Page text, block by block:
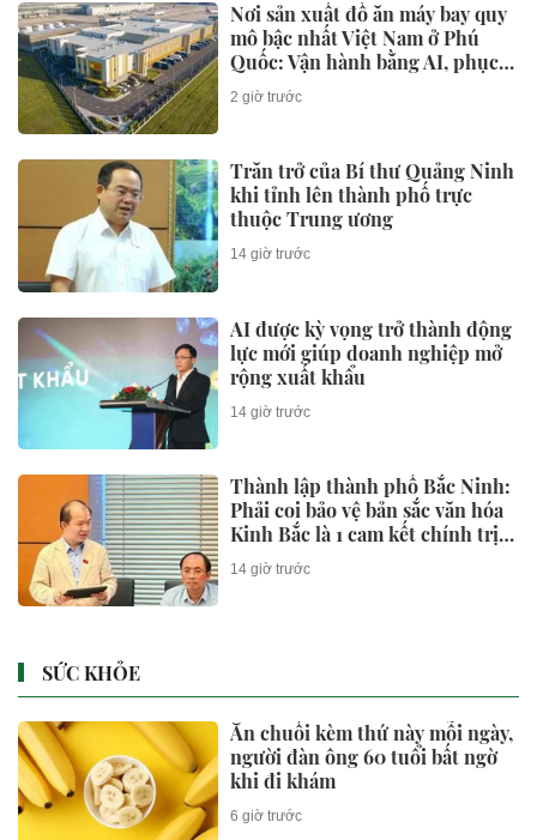
Nơi sản xuất đồ ăn máy bay quy
mô bậc nhất Việt Nam ở Phú
Quốc: Vận hành bằng AI, phục
vụ 50 triệu khách
2 giờ trước
Trăn trở của Bí thư Quảng Ninh
khi tỉnh lên thành phố trực
thuộc Trung ương
14 giờ trước
AI được kỳ vọng trở thành động
lực mới giúp doanh nghiệp mở
rộng xuất khẩu
14 giờ trước
Thành lập thành phố Bắc Ninh:
Phải coi bảo vệ bản sắc văn hóa
Kinh Bắc là 1 cam kết chính trị
và trách nhiệm pháp lý lâu dài
14 giờ trước
SỨC KHỎE
Ăn chuối kèm thứ này mỗi ngày,
người đàn ông 60 tuổi bất ngờ
khi đi khám
6 giờ trước